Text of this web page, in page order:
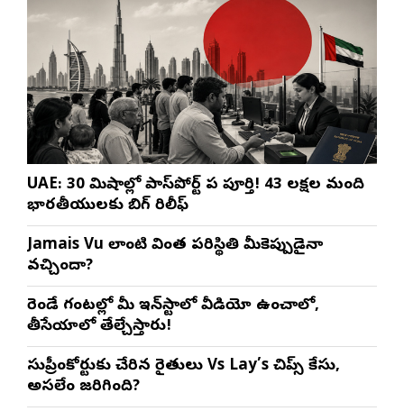
UAE: 30 నిమిషాల్లో పాస్‌పోర్ట్ పని పూర్తి! 43 లక్షల మంది
భారతీయులకు బిగ్ రిలీఫ్
Jamais Vu లాంటి వింత పరిస్థితి మీకెప్పుడైనా
వచ్చిందా?
రెండే గంటల్లో మీ ఇన్‌స్టాలో వీడియో ఉంచాలో,
తీసేయాలో తేల్చేస్తారు!
సుప్రీంకోర్టుకు చేరిన రైతులు Vs Lay’s చిప్స్‌ కేసు,
అసలేం జరిగింది?